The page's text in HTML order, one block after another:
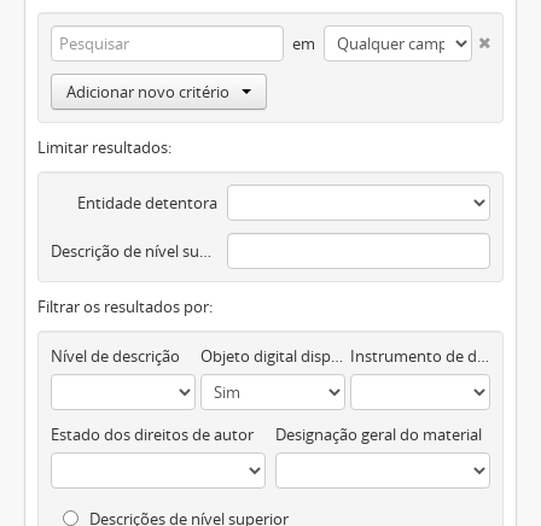
em
Adicionar novo critério
Limitar resultados:
Entidade detentora
Descrição de nível superior
Filtrar os resultados por:
Nível de descrição Objeto digital disponível Instrumento de descrição documental
Estado dos direitos de autor Designação geral do material
Descrições de nível superior